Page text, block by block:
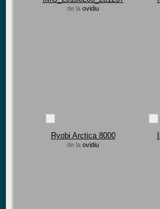
de la ovidiu
Ryobi Arctica 8000
de la ovidiu